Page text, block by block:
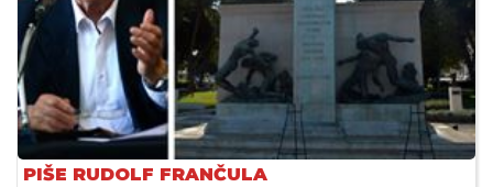
PIŠE RUDOLF FRANČULA